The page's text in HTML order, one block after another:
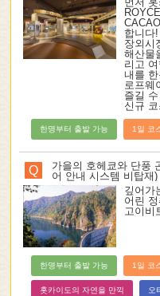
합니다
장외시
해산물
리고
내를
로프웨
즐길
신규 코
한명부터 출발 가능 1일 코
Q
가을의 호헤쿄와 단풍
어 안내 시스템 비탑재)
깊어가
어린
고이비
한명부터 출발 가능 1일 코
홋카이도의 자연을 만끽 오